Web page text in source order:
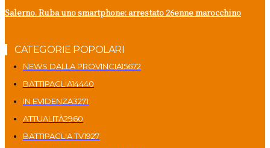
Salerno. Ruba uno smartphone: arrestato 26enne marocchino
CATEGORIE POPOLARI
NEWS DALLA PROVINCIA15672
BATTIPAGLIA14440
IN EVIDENZA3271
ATTUALITÀ2960
BATTIPAGLIA TV1927